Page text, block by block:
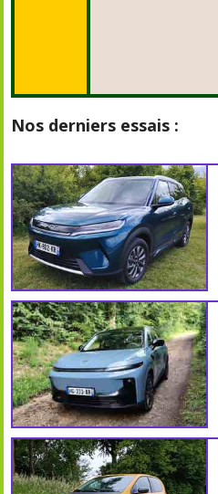
Nos derniers essais :